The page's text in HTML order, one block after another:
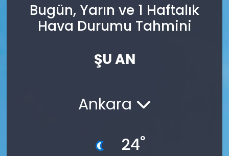
Bugün, Yarın ve 1 Haftalık
Hava Durumu Tahmini
ŞU AN
Ankara
24°
Son Dakika Haberleri